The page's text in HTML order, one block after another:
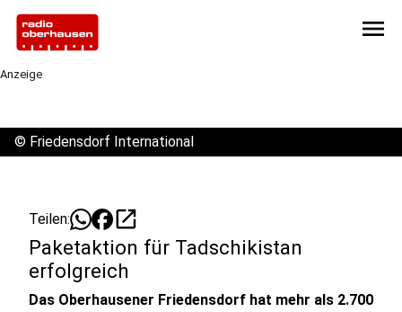
menu
Anzeige
© Friedensdorf International
Teilen: open_in_new
Paketaktion für Tadschikistan
erfolgreich
Das Oberhausener Friedensdorf hat mehr als 2.700